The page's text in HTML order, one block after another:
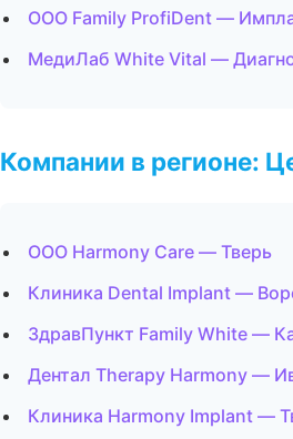
ООО Family ProfiDent —
МедиЛаб White Vital —
Компании в регионе:
ООО Harmony Care — Тверь
Клиника Dental Implant —
ЗдравПункт Family White —
Дентал Therapy Harmony —
Клиника Harmony Implant —